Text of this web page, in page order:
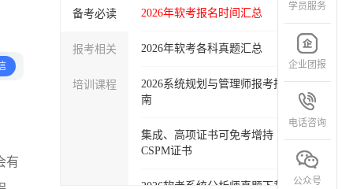
有
备考必读
报考相关
培训课程
2026年软考报名时间汇总
2026年软考各科真题汇总
2026系统规划与管理师报考指
南
集成、高项证书可免考增持
CSPM证书
2026软考系统分析师真题下载
学员服务
企业团报
电话咨询
公众号